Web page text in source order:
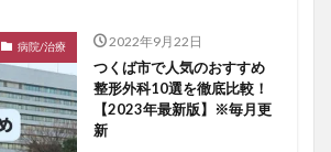
病院/治療 2022年9月22日
つくば市で人気のおすすめ
整形外科10選を徹底比較！
【2023年最新版】※毎月更
新